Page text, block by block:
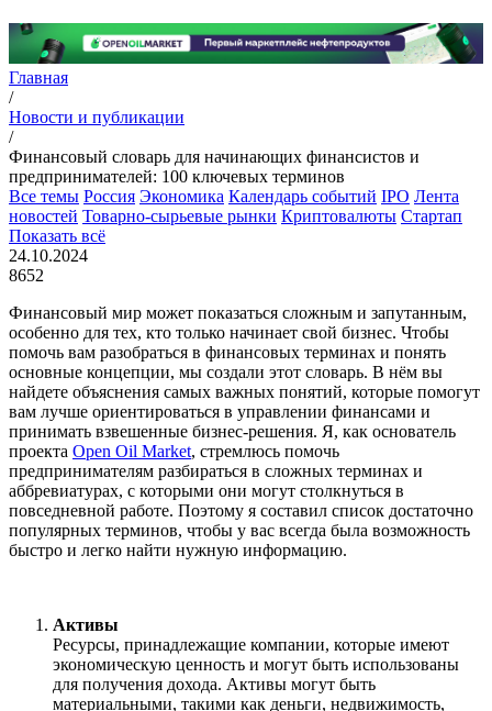
Главная
/
Новости и публикации
/
Финансовый словарь для начинающих финансистов и
предпринимателей: 100 ключевых терминов
Все темы Россия Экономика Календарь событий IPO Лента
новостей Товарно-сырьевые рынки Криптовалюты Стартап
Показать всё
24.10.2024
8652
Финансовый мир может показаться сложным и запутанным,
особенно для тех, кто только начинает свой бизнес. Чтобы
помочь вам разобраться в финансовых терминах и понять
основные концепции, мы создали этот словарь. В нём вы
найдете объяснения самых важных понятий, которые помогут
вам лучше ориентироваться в управлении финансами и
принимать взвешенные бизнес-решения. Я, как основатель
проекта Open Oil Market, стремлюсь помочь
предпринимателям разбираться в сложных терминах и
аббревиатурах, с которыми они могут столкнуться в
повседневной работе. Поэтому я составил список достаточно
популярных терминов, чтобы у вас всегда была возможность
быстро и легко найти нужную информацию.
Активы
Ресурсы, принадлежащие компании, которые имеют
экономическую ценность и могут быть использованы
для получения дохода. Активы могут быть
материальными, такими как деньги, недвижимость,